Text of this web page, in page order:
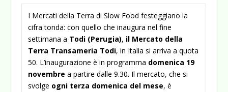
I Mercati della Terra di Slow Food festeggiano la
cifra tonda: con quello che inaugura nel fine
settimana a Todi (Perugia), il Mercato della
Terra Transameria Todi, in Italia si arriva a quota
50. L’inaugurazione è in programma domenica 19
novembre a partire dalle 9.30. Il mercato, che si
svolge ogni terza domenica del mese, è